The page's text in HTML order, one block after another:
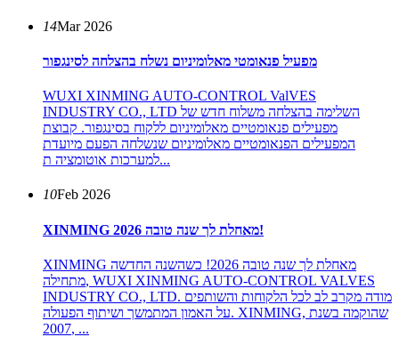
14Mar 2026
מפעיל פנאומטי מאלומיניום נשלח בהצלחה לסינגפור
WUXI XINMING AUTO-CONTROL ValVES
INDUSTRY CO., LTD השלימה בהצלחה משלוח חדש של
מפעילים פנאומטיים מאלומיניום ללקוח בסינגפור. קבוצת
המפעילים הפנאומטיים מאלומיניום שנשלחה הפעם מיועדת
למערכות אוטומציה ת...
10Feb 2026
XINMING מאחלת לך שנה טובה 2026!
XINMING מאחלת לך שנה טובה 2026! כשהשנה החדשה
מתחילה, WUXI XINMING AUTO-CONTROL VALVES
INDUSTRY CO., LTD. מודה מקרב לב לכל הלקוחות והשותפים
על האמון המתמשך ושיתוף הפעולה. XINMING, שהוקמה בשנת
2007, ...